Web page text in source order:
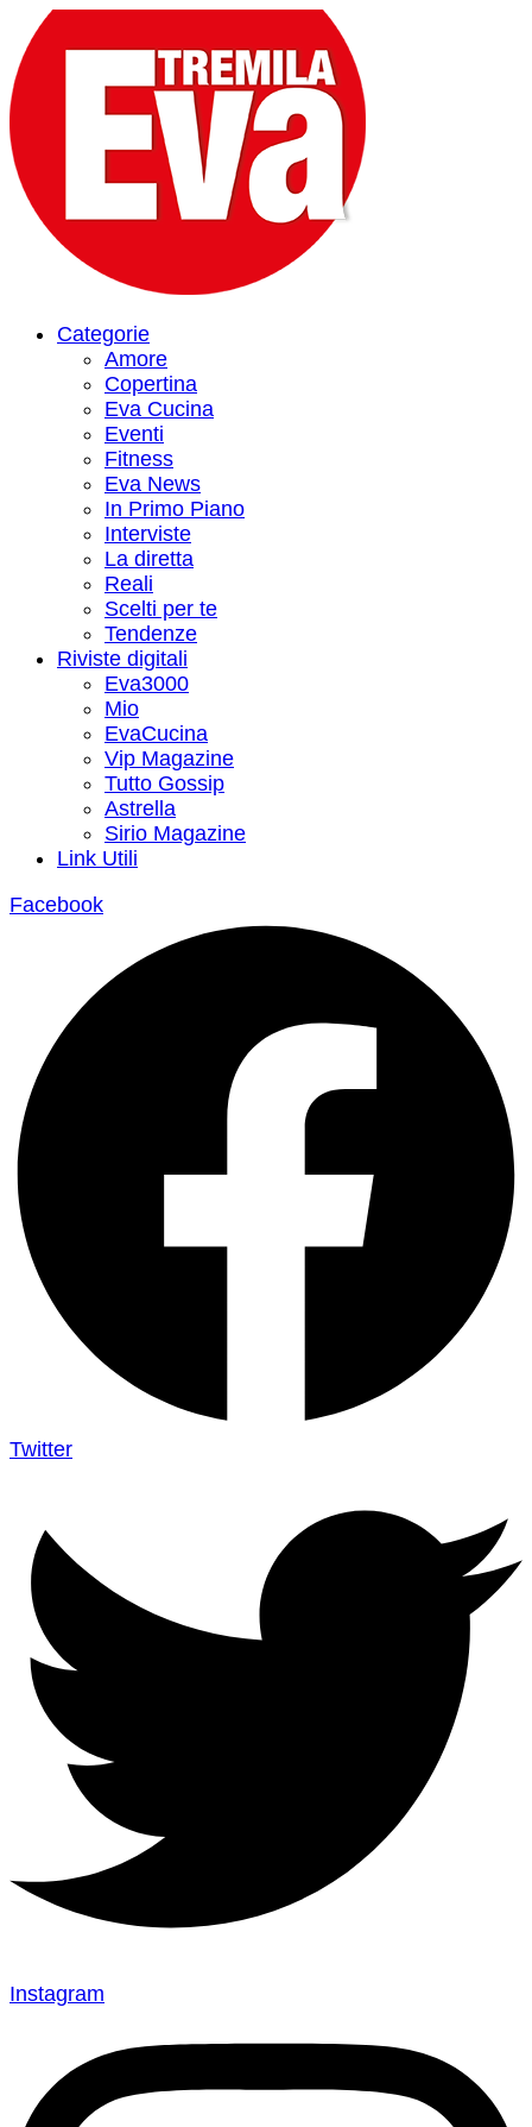
Categorie
Amore
Copertina
Eva Cucina
Eventi
Fitness
Eva News
In Primo Piano
Interviste
La diretta
Reali
Scelti per te
Tendenze
Riviste digitali
Eva3000
Mio
EvaCucina
Vip Magazine
Tutto Gossip
Astrella
Sirio Magazine
Link Utili
Facebook
Twitter
Instagram